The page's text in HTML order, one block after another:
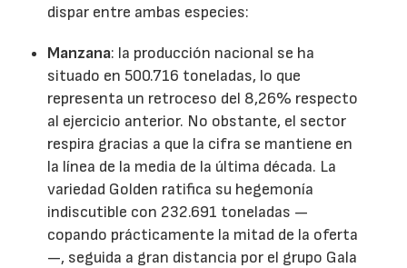
dispar entre ambas especies:
Manzana: la producción nacional se ha
situado en 500.716 toneladas, lo que
representa un retroceso del 8,26% respecto
al ejercicio anterior. No obstante, el sector
respira gracias a que la cifra se mantiene en
la línea de la media de la última década. La
variedad Golden ratifica su hegemonía
indiscutible con 232.691 toneladas —
copando prácticamente la mitad de la oferta
—, seguida a gran distancia por el grupo Gala